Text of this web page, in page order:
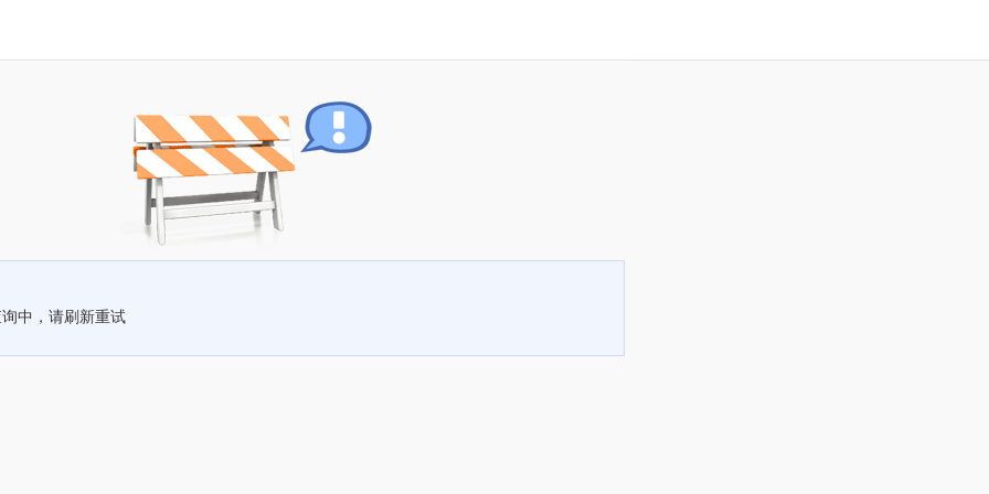
中，请刷新重试